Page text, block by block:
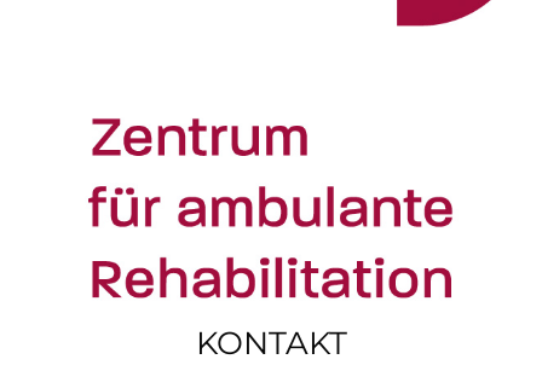
KONTAKT